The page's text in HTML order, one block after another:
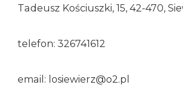
Tadeusz Kościuszki, 15, 42-470,
telefon: 326741612
email: losiewierz@o2.pl